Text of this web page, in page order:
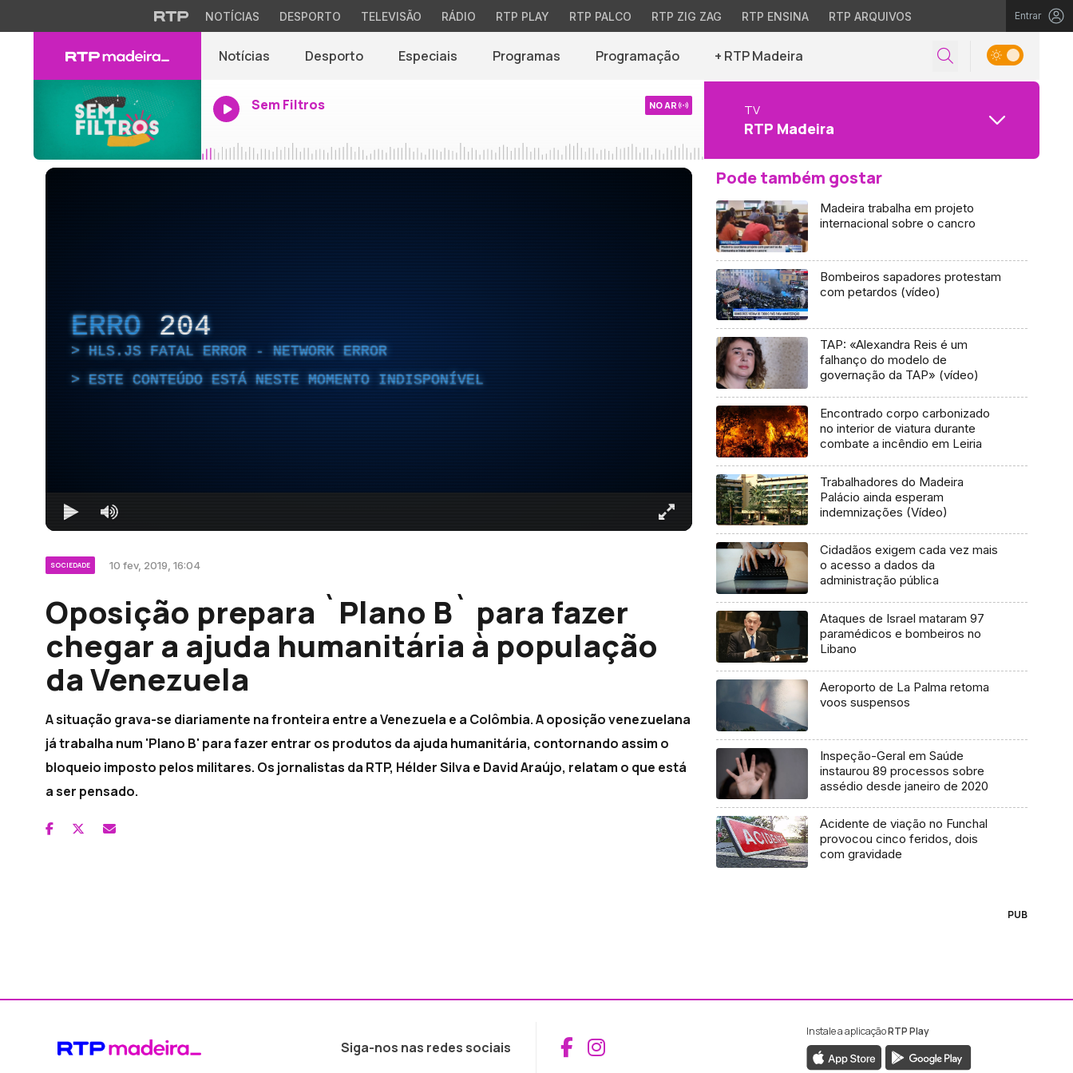
NOTÍCIAS DESPORTO TELEVISÃO RÁDIO RTP PLAY RTP PALCO RTP ZIG ZAG RTP ENSINA RTP ARQUIVOS Entrar
Notícias Desporto Especiais Programas Programação + RTP Madeira
Sem Filtros NO AR TV
RTP Madeira
ERRO 204
HLS.JS FATAL ERROR - NETWORK ERROR
ESTE CONTEÚDO ESTÁ NESTE MOMENTO INDISPONÍVEL
SOCIEDADE 10 fev, 2019, 16:04
Oposição prepara `Plano B` para fazer
chegar a ajuda humanitária à população
da Venezuela
A situação grava-se diariamente na fronteira entre a Venezuela e a Colômbia. A oposição venezuelana
já trabalha num 'Plano B' para fazer entrar os produtos da ajuda humanitária, contornando assim o
bloqueio imposto pelos militares. Os jornalistas da RTP, Hélder Silva e David Araújo, relatam o que está
a ser pensado.
Pode também gostar
Madeira trabalha em projeto
internacional sobre o cancro
Bombeiros sapadores protestam
com petardos (vídeo)
TAP: «Alexandra Reis é um
falhanço do modelo de
governação da TAP» (vídeo)
Encontrado corpo carbonizado
no interior de viatura durante
combate a incêndio em Leiria
Trabalhadores do Madeira
Palácio ainda esperam
indemnizações (Vídeo)
Cidadãos exigem cada vez mais
o acesso a dados da
administração pública
Ataques de Israel mataram 97
paramédicos e bombeiros no
Libano
Aeroporto de La Palma retoma
voos suspensos
Inspeção-Geral em Saúde
instaurou 89 processos sobre
assédio desde janeiro de 2020
Acidente de viação no Funchal
provocou cinco feridos, dois
com gravidade
PUB
Siga-nos nas redes sociais Aceder ao Facebook da RTP Madeira
Aceder ao Instagram da RTP Madeira
Instale a aplicaçãoRTP Play